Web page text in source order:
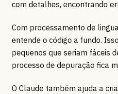
com detalhes, encontrando
Com processamento de
entende o código a fundo.
pequenos que seriam fáceis
processo de depuração fica
O Claude também ajuda a